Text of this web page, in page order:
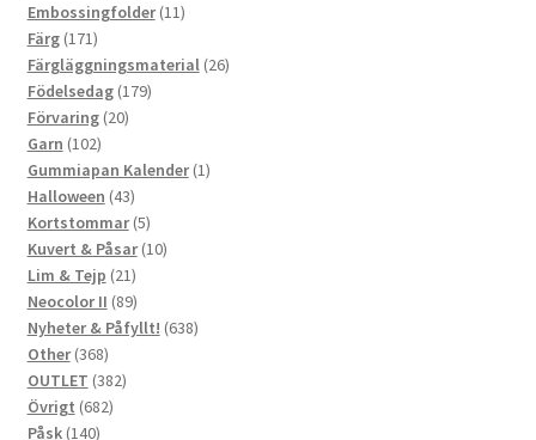
produkter
Embossingfolder 1111
Färg 171171
produkter
Färgläggningsmaterial 2626
Födelsedag 179179
Förvaring 2020
Garn 102102
produkter
Gummiapan Kalender 11
Halloween 4343
produkter
Kortstommar 55
produkter
Kuvert & Påsar 1010
Lim & Tejp 2121
produkter
Neocolor II 8989
produkter
Nyheter & Påfyllt! 638638
Other 368368
produkter
OUTLET 382382
Övrigt 682682
Påsk 140140